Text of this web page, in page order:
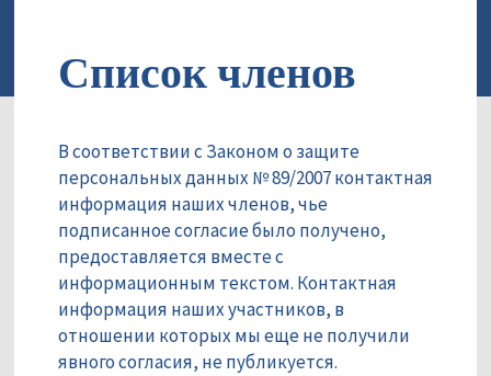
Список членов
В соответствии с Законом о защите
персональных данных № 89/2007 контактная
информация наших членов, чье
подписанное согласие было получено,
предоставляется вместе с
информационным текстом. Контактная
информация наших участников, в
отношении которых мы еще не получили
явного согласия, не публикуется.